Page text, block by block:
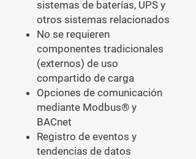
sistemas de baterías, UPS y
otros sistemas relacionados
No se requieren
componentes tradicionales
(externos) de uso
compartido de carga
Opciones de comunicación
mediante Modbus® y
BACnet
Registro de eventos y
tendencias de datos